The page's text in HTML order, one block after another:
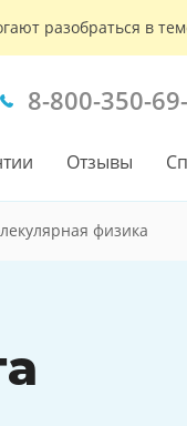
разобраться в
8-800-350-
Отзывы
физика